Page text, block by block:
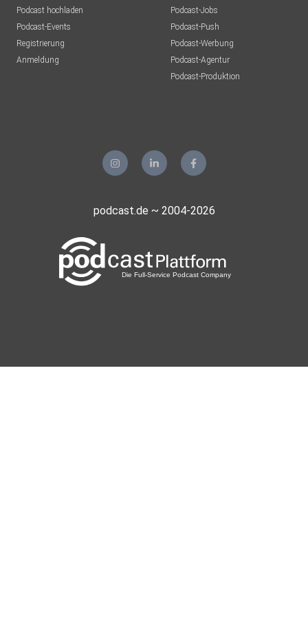
Podcast hochladen
Podcast-Events
Registrierung
Anmeldung
Podcast-Jobs
Podcast-Push
Podcast-Werbung
Podcast-Agentur
Podcast-Produktion
podcast.de ~ 2004-2026